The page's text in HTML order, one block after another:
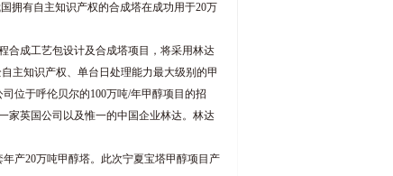
拥有自主知识产权的合成塔在成功用于20万
合成工艺包设计及合成塔项目，将采用林达
主知识产权、单台日处理能力最大级别的甲
位于呼伦贝尔的100万吨/年甲醇项目的招
家英国公司以及惟一的中国企业林达。林达
产20万吨甲醇塔。此次宁夏宝塔甲醇项目产